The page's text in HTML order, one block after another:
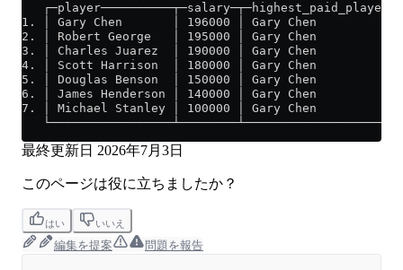
   ┌─player──────────┬─salary─┬─highest_paid_player─┐
1. │ Gary Chen       │ 196000 │ Gary Chen           │
2. │ Robert George   │ 195000 │ Gary Chen           │
3. │ Charles Juarez  │ 190000 │ Gary Chen           │
4. │ Scott Harrison  │ 180000 │ Gary Chen           │
5. │ Douglas Benson  │ 150000 │ Gary Chen           │
6. │ James Henderson │ 140000 │ Gary Chen           │
7. │ Michael Stanley │ 100000 │ Gary Chen           │
   └─────────────────┴────────┴─────────────────────┘
最終更新日 2026年7月3日
このページは役に立ちましたか？
はい いいえ
編集を提案 問題を報告